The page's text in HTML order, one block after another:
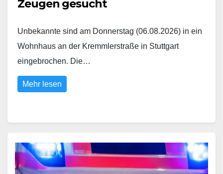
Zeugen gesucht
Unbekannte sind am Donnerstag (06.08.2026) in ein
Wohnhaus an der Kremmlerstraße in Stuttgart
eingebrochen. Die…
Mehr lesen